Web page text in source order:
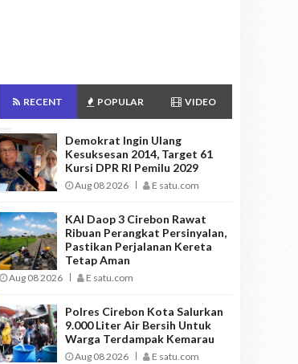
RECENT POPULAR VIDEO
Demokrat Ingin Ulang
Kesuksesan 2014, Target 61
Kursi DPR RI Pemilu 2029
Aug 08 2026 E satu.com
KAI Daop 3 Cirebon Rawat
Ribuan Perangkat Persinyalan,
Pastikan Perjalanan Kereta
Tetap Aman
Aug 08 2026 E satu.com
Polres Cirebon Kota Salurkan
9.000 Liter Air Bersih Untuk
Warga Terdampak Kemarau
Aug 08 2026 E satu.com